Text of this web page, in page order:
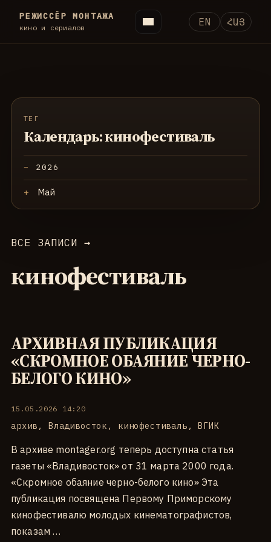
РЕЖИССЁР МОНТАЖА
кино и сериалов EN ՀԱՅ
ВСЕ ЗАПИСИ →
кинофестиваль
АРХИВНАЯ ПУБЛИКАЦИЯ
«СКРОМНОЕ ОБАЯНИЕ ЧЕРНО-
БЕЛОГО КИНО»
15.05.2026 14:20
архив , Владивосток , кинофестиваль , ВГИК
В архиве montager.org теперь доступна статья
газеты «Владивосток» от 31 марта 2000 года.
«Скромное обаяние черно-белого кино» Эта
публикация посвящена Первому Приморскому
кинофестивалю молодых кинематографистов,
показам …
ТЕГ
Календарь: кинофестиваль
2026
Май